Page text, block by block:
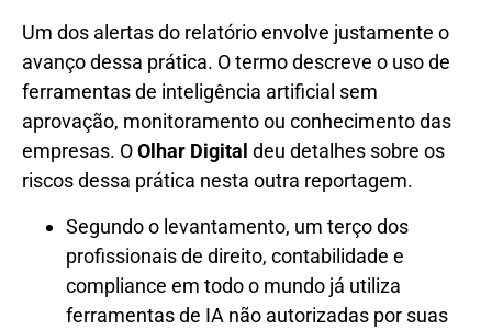
Um dos alertas do relatório envolve justamente o
avanço dessa prática. O termo descreve o uso de
ferramentas de inteligência artificial sem
aprovação, monitoramento ou conhecimento das
empresas. OOlhar Digital deu detalhes sobre os
riscos dessa prática nesta outra reportagem.
Segundo o levantamento, um terço dos
profissionais de direito, contabilidade e
compliance em todo o mundo já utiliza
ferramentas de IA não autorizadas por suas